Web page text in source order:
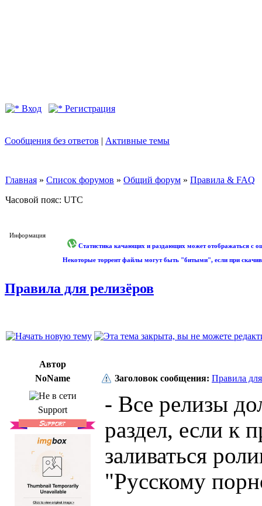
Вход Регистрация
Сообщения без ответов | Активные темы
Главная » Список форумов » Общий форум » Правила & FAQ
Часовой пояс: UTC
Информация
Статистика качающих и раздающих может отображаться с
Некоторые торрент файлы могут быть "битыми", если при
Правила для релизёров
Автор
NoName
Заголовок сообщения: Правила
Support
- Все релизы
раздел, если к
заливаться
"Русскому